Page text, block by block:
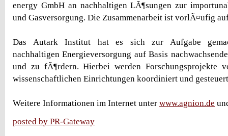
energy GmbH an nachhaltigen LÃ¶sungen zur
und Gasversorgung. Die Zusammenarbeit ist vorlÃ¤ufig
Das Autark Institut hat es sich zur Aufgabe
nachhaltigen Energieversorgung auf Basis
und zu fÃ¶rdern. Hierbei werden Forschungsprojekte
wissenschaftlichen Einrichtungen koordiniert und
Weitere Informationen im Internet unter www.agnion.de
posted by PR-Gateway